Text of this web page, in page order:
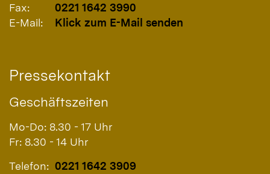
Fax:
0221 1642 3990
E-Mail:
Klick zum E-Mail senden
Pressekontakt
Geschäftszeiten
Mo-Do: 8.30 - 17 Uhr
Fr: 8.30 - 14 Uhr
Telefon: 0221 1642 3909